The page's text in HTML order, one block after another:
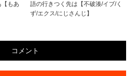
もあ
語の行きつく先は【不破湊/イブ/く
ず/エクス/にじさんじ】
コメント